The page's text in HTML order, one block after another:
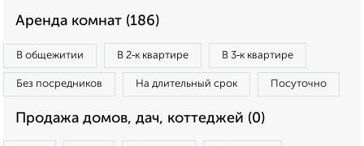
Аренда комнат (186)
В общежитии В 2‑к квартире В 3‑к квартире
Без посредников На длительный срок Посуточно
Продажа домов, дач, коттеджей (0)